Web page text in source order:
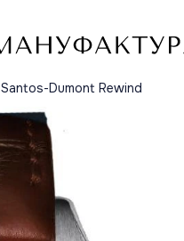
Santos-Dumont Rewind